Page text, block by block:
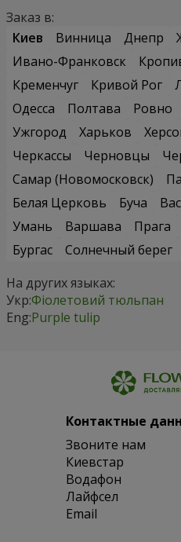
Заказ в:
Киев
Винница Днепр
Ивано-Франковск
Кременчуг
Кривой Рог
Одесса
Полтава Ровно
Ужгород
Харьков
Черкассы
Черновцы
Самар (Новомосковск)
Белая Церковь
Буча
Умань
Варшава Прага
Бургас
Солнечный берег
На других языках:
Укр:Фіолетовий тюльпан
Eng:Purple tulip
Контактные
Звоните нам
Киевстар
Водафон
Лайфсел
Email